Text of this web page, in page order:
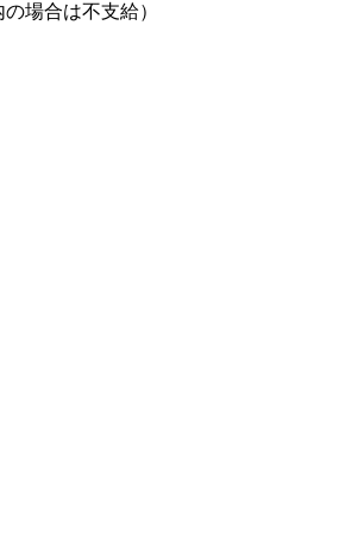
場合は不支給）